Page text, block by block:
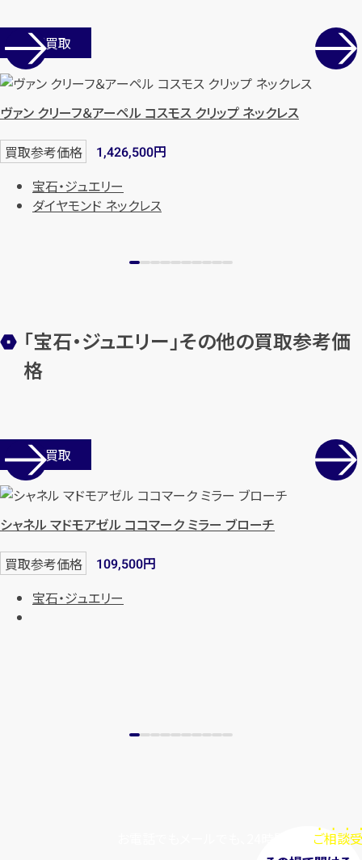
店舗買取
ヴァン クリーフ＆アーペル コスモス クリップ ネックレス
買取参考価格 1,426,500円
宝石・ジュエリー
ダイヤモンド ネックレス
「宝石・ジュエリー」その他の買取参考価
格
店舗買取
シャネル マドモアゼル ココマーク ミラー ブローチ
買取参考価格 109,500円
宝石・ジュエリー
ご相談